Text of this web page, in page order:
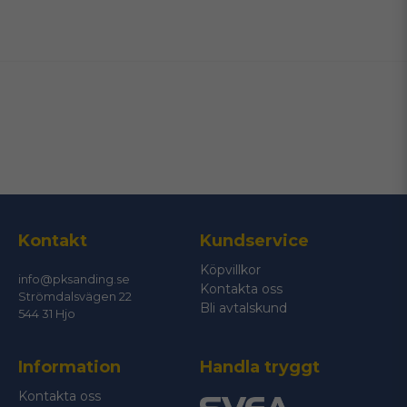
Ja, ni får publicera min fråga
Skicka fråga
Kontakt
info@pksanding.se
Strömdalsvägen 22
544 31 Hjo
Kundservice
Köpvillkor
Kontakta oss
Bli avtalskund
Information
Kontakta oss
Handla tryggt